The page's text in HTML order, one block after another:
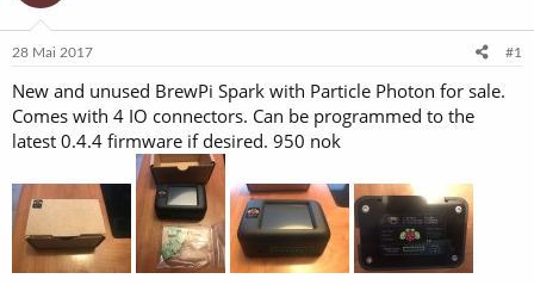
t
r
o
28 Mai 2017 #1
New and unused BrewPi Spark with Particle Photon for sale.
Comes with 4 IO connectors. Can be programmed to the
latest 0.4.4 firmware if desired. 950 nok